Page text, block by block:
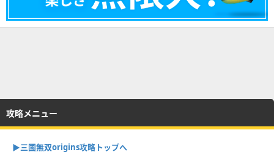
攻略メニュー
▶︎三國無双origins攻略トップへ